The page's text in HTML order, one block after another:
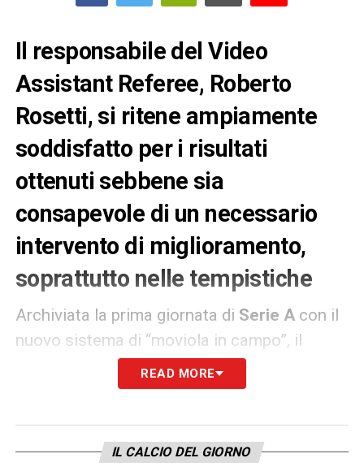
Il responsabile del Video
Assistant Referee, Roberto
Rosetti, si ritene ampiamente
soddisfatto per i risultati
ottenuti sebbene sia
consapevole di un necessario
intervento di miglioramento,
soprattutto nelle tempistiche
Archiviata la prima giornata di Serie Acon il
nuovo sistema di “moviola in campo”, il
responsabile ed ex arbitro Roberto
intervenuto ai microfoni di Rai RadioUno per
: «È stata l’alba di un nuovo giorno. Ci
sono stati due interventi risolutivi dei
READ MORE
IL CALCIO DEL GIORNO